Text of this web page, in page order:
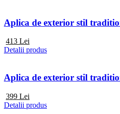
Aplica de exterior stil
413 Lei
Detalii produs
Aplica de exterior stil
399 Lei
Detalii produs